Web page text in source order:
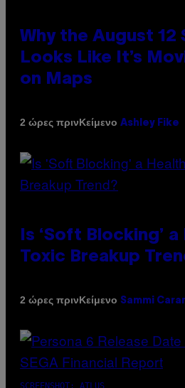
Why the August 12
Looks Like It’s
on Maps
2 ώρες πρινΚείμενο Ashley Fike
Is ‘Soft Blocking’
Toxic Breakup
2 ώρες πρινΚείμενο Sammi
SCREENSHOT: ATLUS